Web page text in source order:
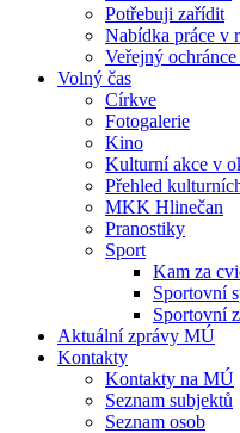
Potřebuji zařídit
Nabídka práce v
Veřejný
Volný čas
Církve
Fotogalerie
Kino
Kulturní akce v
Přehled
MKK Hlinečan
Pranostiky
Sport
Kam za
Sportovní
Sportovní
Aktuální zprávy MÚ
Kontakty
Kontakty na MÚ
Seznam subjektů
Seznam osob